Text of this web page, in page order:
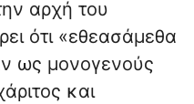
αρχή του
ότι «εθεασάμεθα
ως μονογενούς
και